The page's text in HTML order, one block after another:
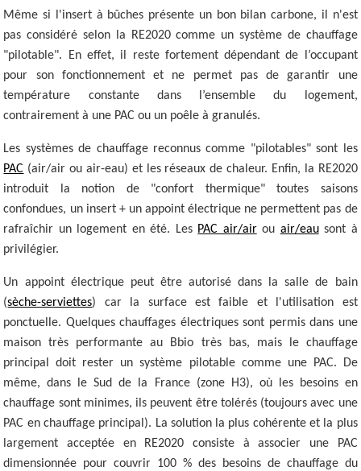
Même si l'insert à bûches présente un bon bilan carbone, il n'est
pas considéré selon la RE2020 comme un système de chauffage
"pilotable". En effet, il reste fortement dépendant de l’occupant
pour son fonctionnement et ne permet pas de garantir une
température constante dans l’ensemble du logement,
contrairement à une PAC ou un poêle à granulés.
Les systèmes de chauffage reconnus comme "pilotables" sont les
PAC (air/air ou air-eau) et les réseaux de chaleur. Enfin, la RE2020
introduit la notion de "confort thermique" toutes saisons
confondues, un insert + un appoint électrique ne permettent pas de
rafraîchir un logement en été. Les PAC air/airou air/eausont à
privilégier.
Un appoint électrique peut être autorisé dans la salle de bain
(sèche-serviettes) car la surface est faible et l'utilisation est
ponctuelle. Quelques chauffages électriques sont permis dans une
maison très performante au Bbio très bas, mais le chauffage
principal doit rester un système pilotable comme une PAC. De
même, dans le Sud de la France (zone H3), où les besoins en
chauffage sont minimes, ils peuvent être tolérés (toujours avec une
PAC en chauffage principal). La solution la plus cohérente et la plus
largement acceptée en RE2020 consiste à associer une PAC
dimensionnée pour couvrir 100 % des besoins de chauffage du